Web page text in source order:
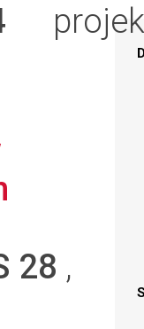
28 ,